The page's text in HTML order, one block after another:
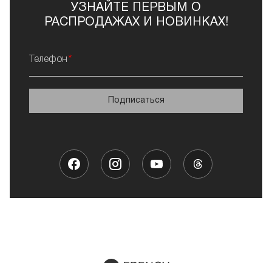
УЗНАЙТЕ ПЕРВЫМ О
РАСПРОДАЖАХ И НОВИНКАХ!
Телефон
Подписаться